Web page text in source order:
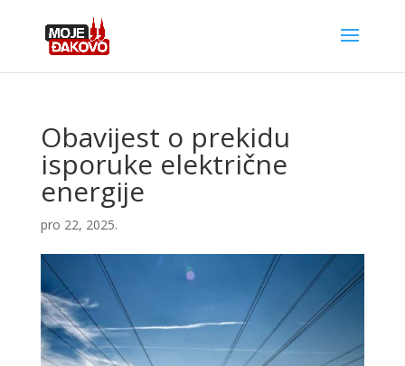
Obavijest o prekidu
isporuke električne
energije
pro 22, 2025.